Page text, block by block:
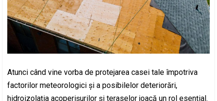
Atunci când vine vorba de protejarea casei tale împotriva
factorilor meteorologici și a posibilelor deteriorări,
hidroizolația acoperișurilor și teraselor joacă un rol esențial.